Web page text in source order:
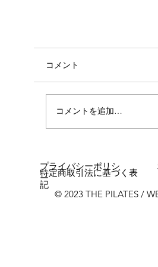
心斎橋店 店長就任
コメント
コメントを追加…
© 2023 THE PILATES /
プライバシーポリシ
ー
特定商取引法に基づく表
記